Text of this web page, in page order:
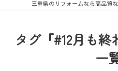
三重県のリフォームなら高品質
タグ『#12月も
一